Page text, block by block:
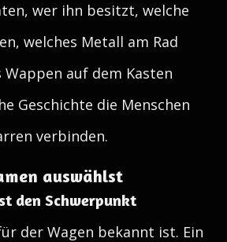
wer ihn besitzt, welche
welches Metall am Rad
Wappen auf dem Kasten
Geschichte die Menschen
verbinden.
auswählst
den Schwerpunkt
der Wagen bekannt ist. Ein